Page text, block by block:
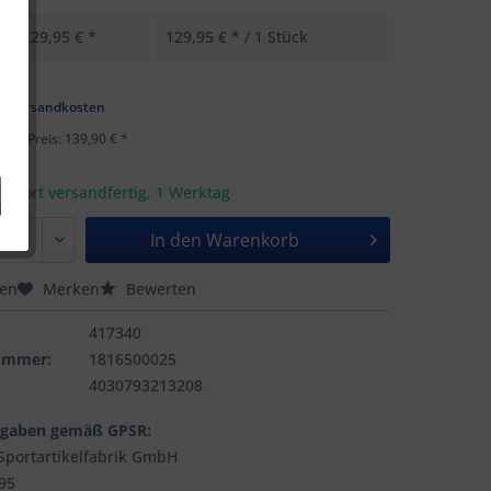
129,95 € * 129,95 € * / 1 Stück
Versandkosten
Preis: 139,90 € *
versandfertig, 1 Werktag
In den Warenkorb
Merken Bewerten
417340
1816500025
4030793213208
gemäß GPSR:
Sportartikelfabrik GmbH